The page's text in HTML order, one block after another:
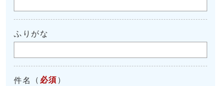
ふりがな
件名 （ 必須 ）